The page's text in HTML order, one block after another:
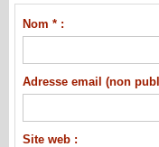
Nom * :
Adresse email (non
Site web :